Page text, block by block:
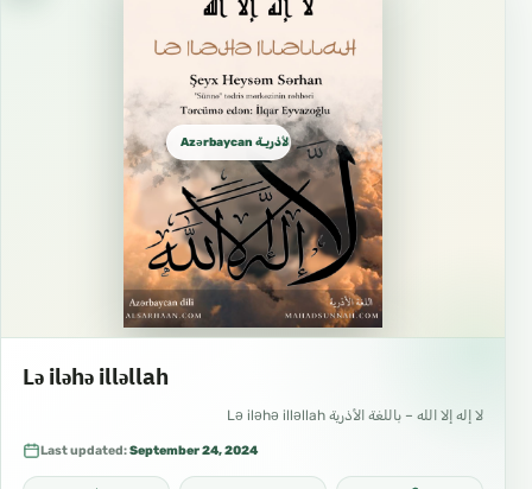
Azərbaycan الأذريـة Azeri
Lə iləhə illəllah
لا إله إلا الله – باللغة الأذرية Lə iləhə illəllah
Last updated:September 24, 2024